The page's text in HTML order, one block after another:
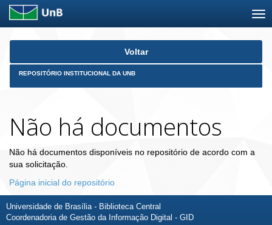
Skip
Voltar
REPOSITÓRIO INSTITUCIONAL DA UNB
Não há documentos
Não há documentos disponíveis no repositório de acordo com a
sua solicitação.
Página inicial do repositório
Universidade de Brasília - Biblioteca Central
Coordenadoria de Gestão da Informação Digital - GID